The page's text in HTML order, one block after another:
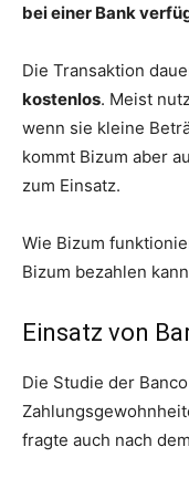
bei einer Bank
Die Transaktion
kostenlos. Meist
wenn sie kleine
kommt Bizum aber
zum Einsatz.
Wie Bizum
Bizum bezahlen
Einsatz von
Die Studie der
fragte auch nach dem